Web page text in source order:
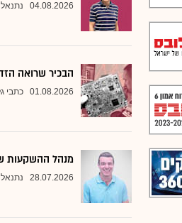
04.08.2026
הבכיר שרואה
01.08.2026 כתבי
מנהל ההשקעות
28.07.2026